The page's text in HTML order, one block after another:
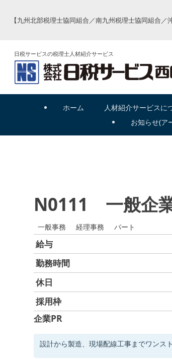
【九州北部税理士協同組合／南九州税理士協同組合
日税サービスの税理士人材紹介サービス
ホーム 人材紹介サービスに
お知らせ(ア
N0111 一般企
一般事務 経理事務 パート
給与
勤務時間
休日
採用枠
企業PR
設計から製造、現場配線工事までワンス